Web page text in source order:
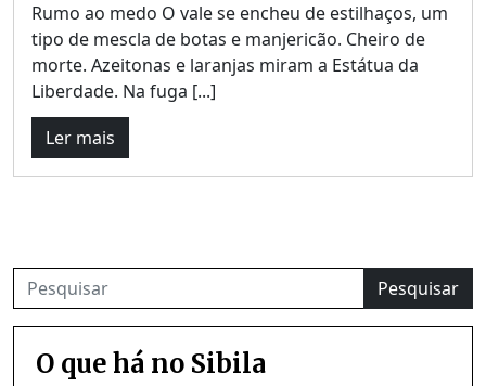
Rumo ao medo O vale se encheu de estilhaços, um
tipo de mescla de botas e manjericão. Cheiro de
morte. Azeitonas e laranjas miram a Estátua da
Liberdade. Na fuga [...]
Ler mais
Pesquisar
O que há no Sibila